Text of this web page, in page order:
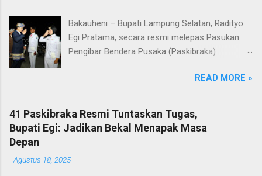
Bakauheni – Bupati Lampung Selatan, Radityo
Egi Pratama, secara resmi melepas Pasukan
Pengibar Bendera Pusaka (Paskibraka)
Pelepasan dilakukan usai upacara penurunan
bendera di Lapangan Menara Siger, Bakauheni,
Minggu malam (17/8/2025). Sebanyak 41
anggota Paskibraka yang sebelumnya sukses
mengibarkan Sang Saka Merah Putih pada
Indonesia di Kabupaten Lampung Selatan, kini
READ MORE »
41 Paskibraka Resmi Tuntaskan Tugas,
Bupati Egi: Jadikan Bekal Menapak Masa
Depan
-Agustus 18, 2025